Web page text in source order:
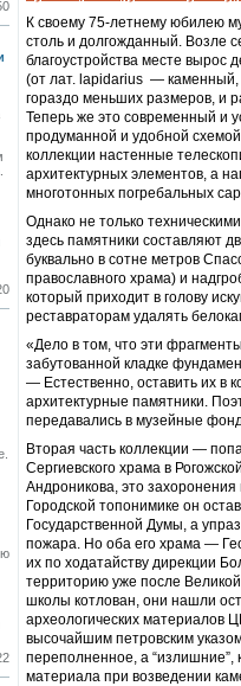
К своему 75-летнему юбилею
столь и долгожданный. Возле
благоустройства месте вырос
(от лат. lapidarius — каменный,
гораздо меньших размеров, и
Теперь же это современный и
продуманной и удобной
коллекции настенные
архитектурных элементов, а
многотонных погребальных
Однако не только
здесь памятники составляют
буквально в сотне метров
православного храма) и
который приходит в голову
реставраторам удалять
«Дело в том, что эти
забутованной кладке
— Естественно, оставить их в
архитектурные памятники.
передавались в музейные
Вторая часть коллекции —
Сергиевского храма в
Андроникова, это захоронения
Городской топонимике он
Государственной Думы, а
пожара. Но оба его храма —
их по ходатайству дирекции
территорию уже после
школы котлован, они нашли
археологических
высочайшим петровским
переполненное, а “излишние”,
материала при возведении